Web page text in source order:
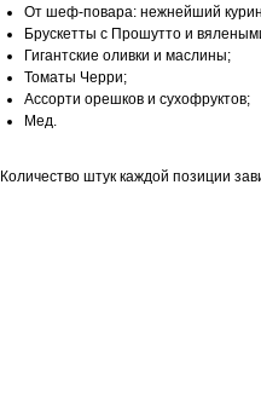
От шеф-повара: нежнейший
Брускетты с Прошутто и
Гигантские оливки и маслины;
Томаты Черри;
Ассорти орешков и сухофруктов;
Мед.
Количество штук каждой позиции